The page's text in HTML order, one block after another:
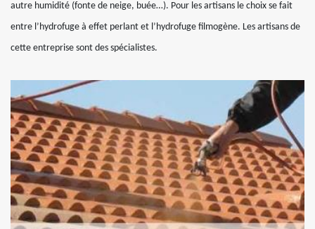
autre humidité (fonte de neige, buée…). Pour les artisans le choix se fait
entre l’hydrofuge à effet perlant et l’hydrofuge filmogène. Les artisans de
cette entreprise sont des spécialistes.